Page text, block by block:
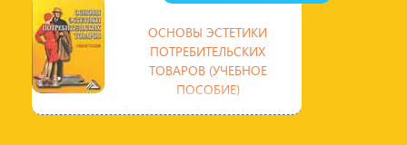
ОСНОВЫ ЭСТЕТИКИ
ПОТРЕБИТЕЛЬСКИХ
ТОВАРОВ (УЧЕБНОЕ
ПОСОБИЕ)